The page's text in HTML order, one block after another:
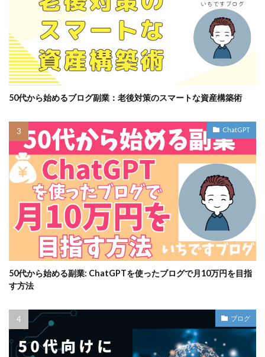
50代から始めるブログ副業：老後対策のスマートな資産構築術
ChatGPT
50代から始める副業: ChatGPTを使ったブログで月10万円を目指
す方法
ブログ